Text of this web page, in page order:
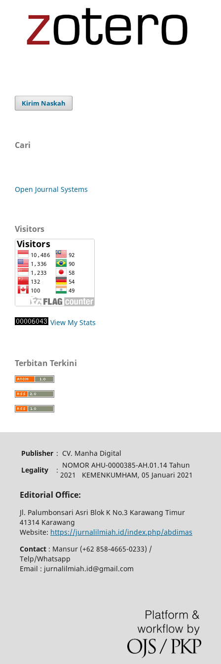
Kirim Naskah
Cari
Open Journal Systems
Visitors
View My Stats
Terbitan Terkini
Publisher : CV. Manha Digital
Legality
:
NOMOR AHU-0000385-AH.01.14 Tahun
2021 KEMENKUMHAM, 05 Januari 2021
Editorial Office:
Jl. Palumbonsari Asri Blok K No.3 Karawang Timur
41314 Karawang
Website: https://jurnalilmiah.id/index.php/abdimas
Contact: Mansur (+62 858-4665-0233) /
Telp/Whatsapp
Email : jurnalilmiah.id@gmail.com